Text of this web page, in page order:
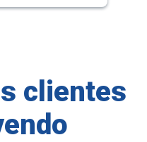
clientes